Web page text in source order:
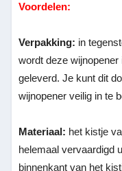
Voordelen:
Verpakking: in
wordt deze
geleverd. Je kunt dit
wijnopener veilig in te
Materiaal: het kistje
helemaal vervaardigd
binnenkant van het